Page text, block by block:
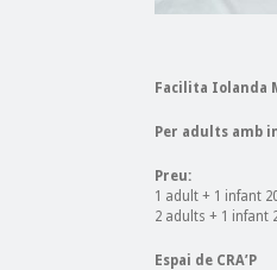
Facilita Iolanda
Per adults amb
Preu:
1 adult + 1 infant
2 adults + 1 infant
Espai de CRA’P